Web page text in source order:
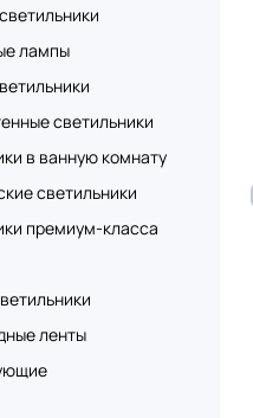
лампы
светильники
в ванную комнату
светильники
премиум-класса
ленты